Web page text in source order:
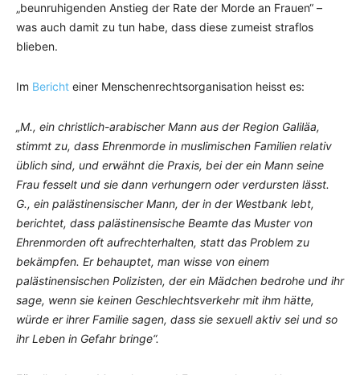
„beunruhigenden Anstieg der Rate der Morde an Frauen“ –
was auch damit zu tun habe, dass diese zumeist straflos
blieben.
Im Bericht einer Menschenrechtsorganisation heisst es:
„M., ein christlich-arabischer Mann aus der Region Galiläa,
stimmt zu, dass Ehrenmorde in muslimischen Familien relativ
üblich sind, und erwähnt die Praxis, bei der ein Mann seine
Frau fesselt und sie dann verhungern oder verdursten lässt.
G., ein palästinensischer Mann, der in der Westbank lebt,
berichtet, dass palästinensische Beamte das Muster von
Ehrenmorden oft aufrechterhalten, statt das Problem zu
bekämpfen. Er behauptet, man wisse von einem
palästinensischen Polizisten, der ein Mädchen bedrohe und ihr
sage, wenn sie keinen Geschlechtsverkehr mit ihm hätte,
würde er ihrer Familie sagen, dass sie sexuell aktiv sei und so
ihr Leben in Gefahr bringe“.